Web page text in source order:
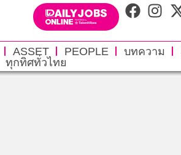
ASSET PEOPLE บทความ
ทุกทิศทั่วไทย